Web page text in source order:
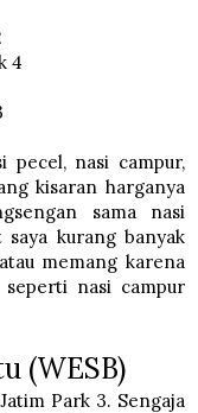
pecel, nasi campur,
kisaran harganya
sama nasi
kurang banyak
memang karena
seperti nasi campur
(WESB)
Park 3. Sengaja